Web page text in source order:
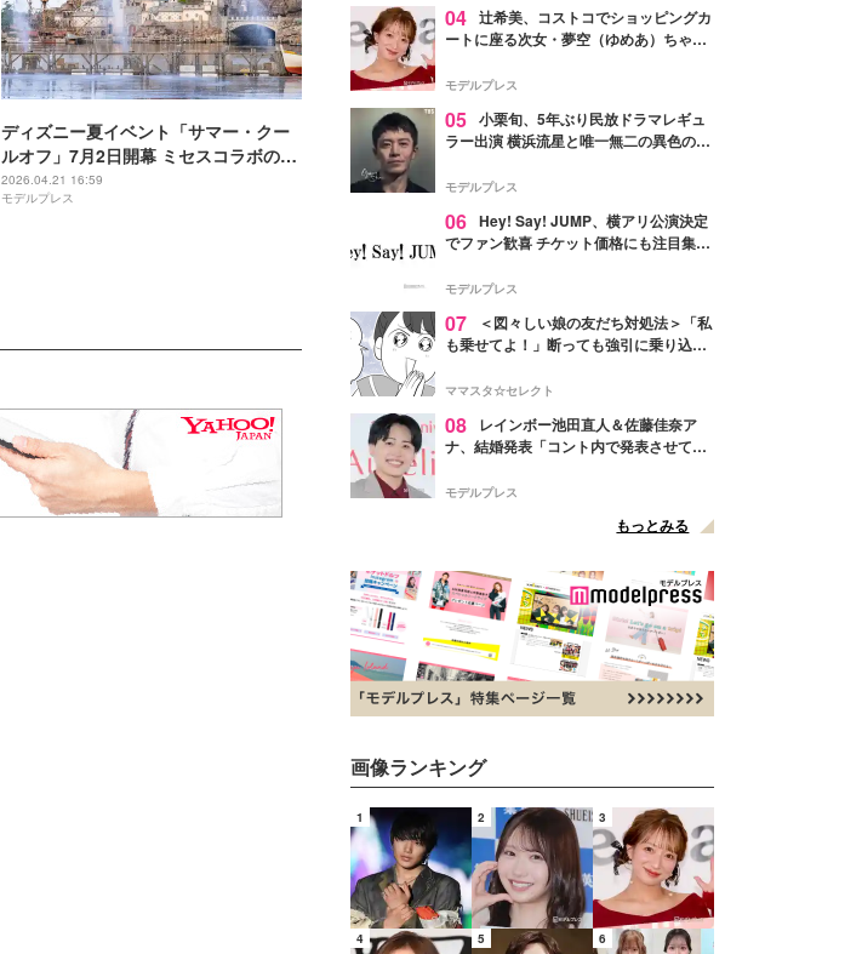
ディズニー夏イベント「サマー・クー
ルオフ」7月2日開幕 ミセスコラボのグ
ッズやメニューも新たに登場
2026.04.21 16:59
モデルプレス
04 辻希美、コストコでショッピングカ
ートに座る次女・夢空（ゆめあ）ちゃん
ぎ」「成長を感じる」の声
モデルプレス
05 小栗旬、5年ぶり民放ドラマレギュ
ラー出演 横浜流星と唯一無二の異色のバ
モデルプレス
06 Hey! Say! JUMP、横アリ公演決定
でファン歓喜 チケット価格にも注目集ま
モデルプレス
07
＜図々しい娘の友だち対処法＞「私
も乗せてよ！」断っても強引に乗り込ん
ママスタ☆セレクト
08
レインボー池田直人＆佐藤佳奈ア
ナ、結婚発表「コント内で発表させてい
点変更のため
モデルプレス
もっとみる
画像ランキング
1 2 3
4 5 6